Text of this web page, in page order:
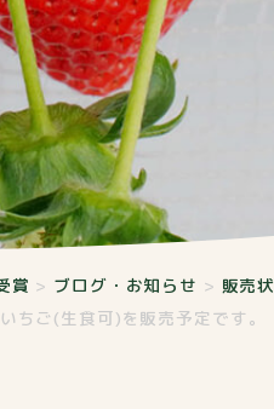
賞 > ブログ・お知らせ > 販売
ご(生食可)を販売予定です。